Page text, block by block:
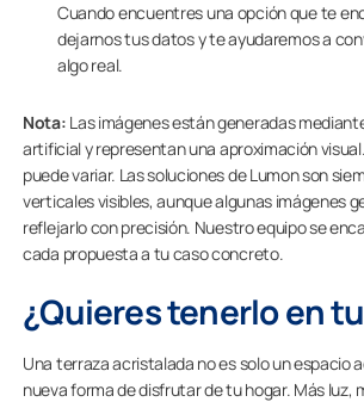
Cuando encuentres una opción que te
dejarnos tus datos y te ayudaremos a
algo real.
Nota: Las imágenes están generadas
artificial y representan una aproximación
puede variar. Las soluciones de Lumon son
verticales visibles, aunque algunas imágenes
reflejarlo con precisión. Nuestro equipo se
cada propuesta a tu caso concreto.
¿Quieres tenerlo en
Una terraza acristalada no es solo un espacio
nueva forma de disfrutar de tu hogar. Más luz,